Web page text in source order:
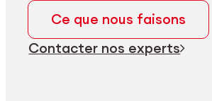
Ce que nous faisons
Contacter nos experts